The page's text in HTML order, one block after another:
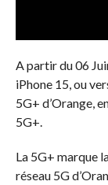
A partir du 06
iPhone 15, ou
5G+ d’Orange,
5G+.
La 5G+ marque
réseau 5G